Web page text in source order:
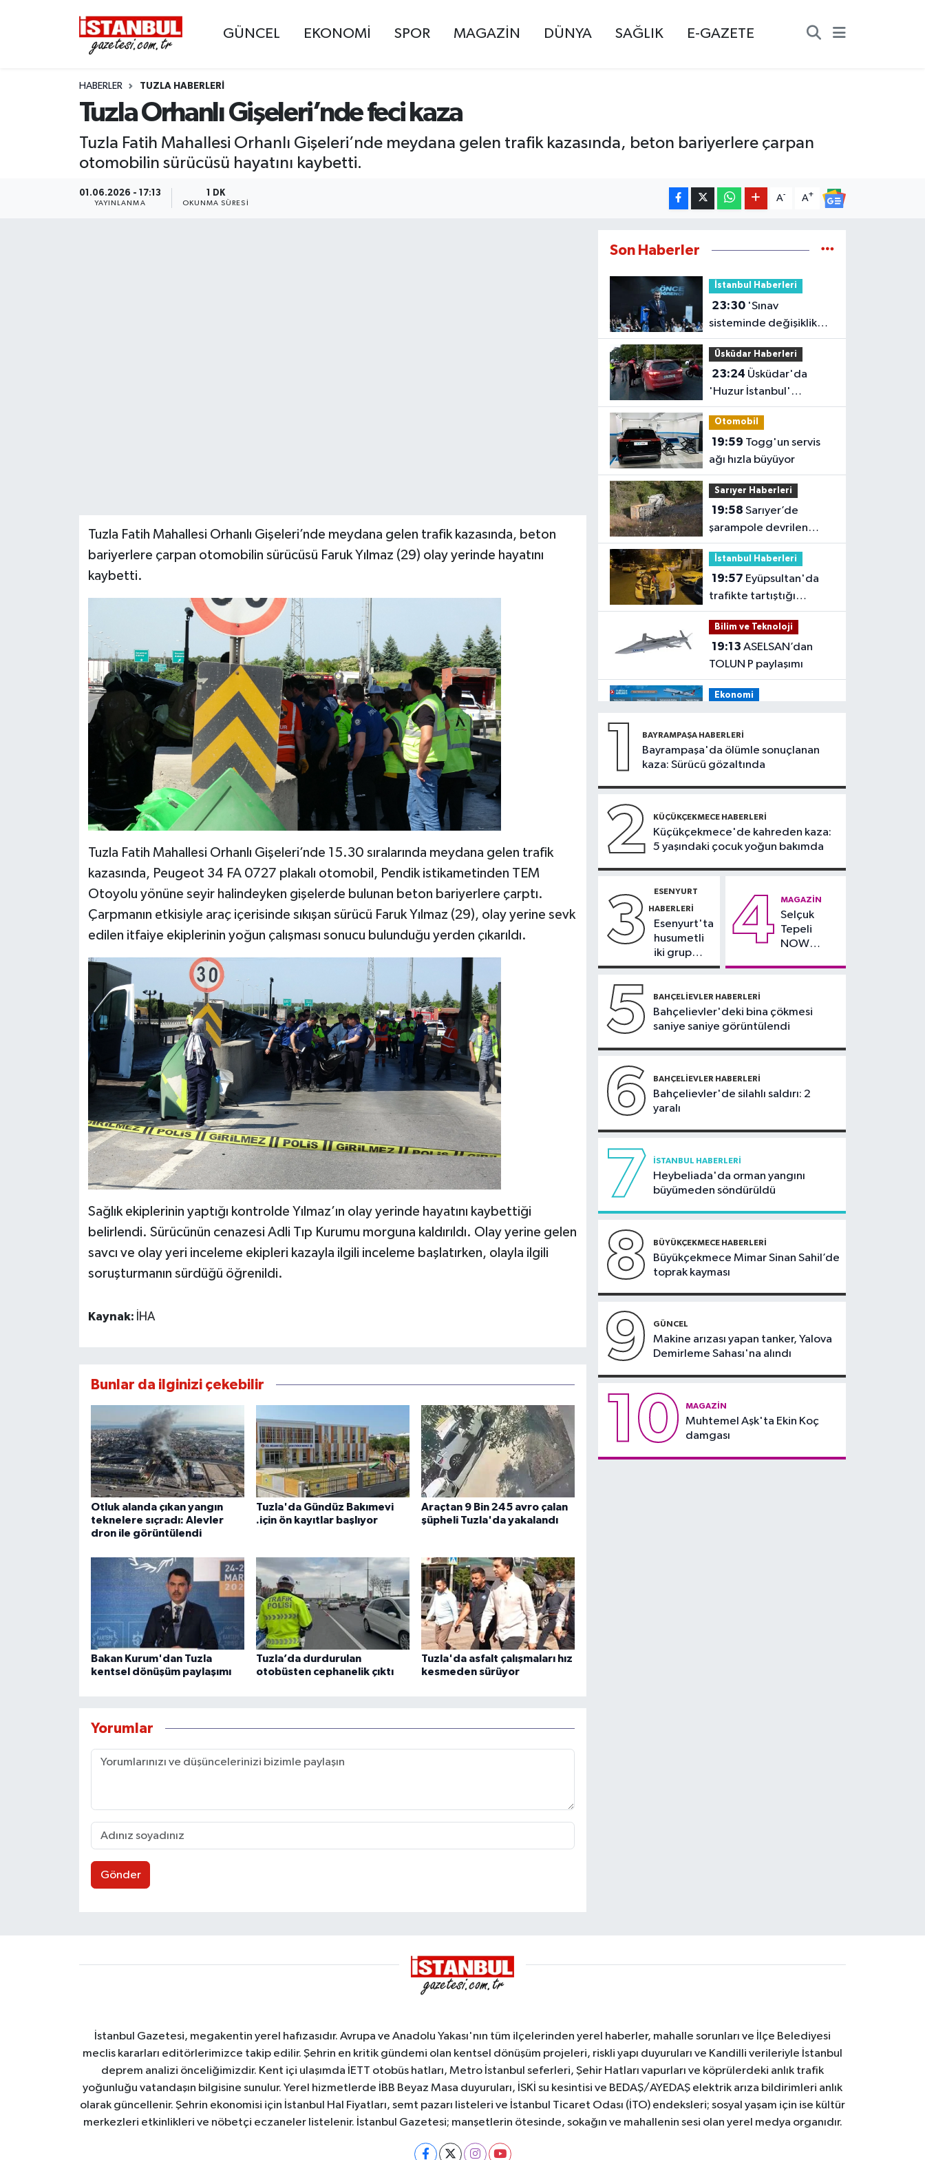
GÜNCEL EKONOMİ SPOR MAGAZİN DÜNYA SAĞLIK E-GAZETE
HABERLER TUZLA HABERLERI
Tuzla Orhanlı Gişeleri’nde feci kaza
Tuzla Fatih Mahallesi Orhanlı Gişeleri’nde meydana gelen trafik kazasında, beton bariyerlere çarpan
otomobilin sürücüsü hayatını kaybetti.
01.06.2026 - 17:13
YAYINLANMA
1 DK
OKUNMA SÜRESI
A- A+
Tuzla Fatih Mahallesi Orhanlı Gişeleri’nde meydana gelen trafik kazasında, beton
bariyerlere çarpan otomobilin sürücüsü Faruk Yılmaz (29) olay yerinde hayatını
kaybetti.
Tuzla Fatih Mahallesi Orhanlı Gişeleri’nde 15.30 sıralarında meydana gelen trafik
kazasında, Peugeot 34 FA 0727 plakalı otomobil, Pendik istikametinden TEM
Otoyolu yönüne seyir halindeyken gişelerde bulunan beton bariyerlere çarptı.
Çarpmanın etkisiyle araç içerisinde sıkışan sürücü Faruk Yılmaz (29), olay yerine sevk
edilen itfaiye ekiplerinin yoğun çalışması sonucu bulunduğu yerden çıkarıldı.
Sağlık ekiplerinin yaptığı kontrolde Yılmaz’ın olay yerinde hayatını kaybettiği
belirlendi. Sürücünün cenazesi Adli Tıp Kurumu morguna kaldırıldı. Olay yerine gelen
savcı ve olay yeri inceleme ekipleri kazayla ilgili inceleme başlatırken, olayla ilgili
soruşturmanın sürdüğü öğrenildi.
Kaynak: İHA
Bunlar da ilginizi çekebilir
Otluk alanda çıkan yangın
teknelere sıçradı: Alevler
dron ile görüntülendi
Tuzla'da Gündüz Bakımevi
.için ön kayıtlar başlıyor
Araçtan 9 Bin 245 avro çalan
şüpheli Tuzla'da yakalandı
Bakan Kurum'dan Tuzla
kentsel dönüşüm paylaşımı
Tuzla’da durdurulan
otobüsten cephanelik çıktı
Tuzla'da asfalt çalışmaları hız
kesmeden sürüyor
Yorumlar
Gönder
Son Haberler
İstanbul Haberleri
23:30'Sınav
sisteminde değişiklik
yok ama sorular
müfredata uygun hale
gelecek'
Üsküdar Haberleri
23:24
'Huzur İstanbul'
denetimi
Otomobil
19:59
ağı hızla büyüyor
Sarıyer Haberleri
19:58
şarampole devrilen
hafriyat kamyonunun
şoförü yaralandı
İstanbul Haberleri
19:57
trafikte tartıştığı
sürücünün önünü kesip
tehdit eden saldırgana
180 bin lira ceza
Bilim ve Teknoloji
19:13
TOLUN P paylaşımı
Ekonomi
ayında 9,5 milyon yolcu
taşıdı
Bilim ve Teknoloji
nesil uydulara taşınıyor
Otomobil
19:03Motosiklet
deneyimi denize
19:00'Çerçeve yasa'
teklifi komisyonda
1 BAYRAMPAŞA HABERLERI
Bayrampaşa'da ölümle sonuçlanan
kaza: Sürücü gözaltında
2 KÜÇÜKÇEKMECE HABERLERI
Küçükçekmece'de kahreden kaza:
5 yaşındaki çocuk yoğun bakımda
3 ESENYURT
HABERLERI
Esenyurt'ta
husumetli
iki grup
arasında
kavga
4 MAGAZIN
Selçuk
Tepeli
NOW
5 BAHÇELIEVLER HABERLERI
Bahçelievler'deki bina çökmesi
saniye saniye görüntülendi
6 BAHÇELIEVLER HABERLERI
Bahçelievler'de silahlı saldırı: 2
yaralı
7 İSTANBUL HABERLERI
Heybeliada'da orman yangını
büyümeden söndürüldü
8 BÜYÜKÇEKMECE HABERLERI
Büyükçekmece Mimar Sinan Sahil’de
toprak kayması
9 GÜNCEL
Makine arızası yapan tanker, Yalova
Demirleme Sahası'na alındı
10 MAGAZIN
Muhtemel Aşk'ta Ekin Koç
damgası
İstanbul Gazetesi, megakentin yerel hafızasıdır. Avrupa ve Anadolu Yakası'nın tüm ilçelerinden yerel haberler, mahalle sorunları ve İlçe Belediyesi
meclis kararları editörlerimizce takip edilir. Şehrin en kritik gündemi olan kentsel dönüşüm projeleri, riskli yapı duyuruları ve Kandilli verileriyle İstanbul
deprem analizi önceliğimizdir. Kent içi ulaşımda İETT otobüs hatları, Metro İstanbul seferleri, Şehir Hatları vapurları ve köprülerdeki anlık trafik
yoğunluğu vatandaşın bilgisine sunulur. Yerel hizmetlerde İBB Beyaz Masa duyuruları, İSKİ su kesintisi ve BEDAŞ/AYEDAŞ elektrik arıza bildirimleri anlık
olarak güncellenir. Şehrin ekonomisi için İstanbul Hal Fiyatları, semt pazarı listeleri ve İstanbul Ticaret Odası (İTO) endeksleri; sosyal yaşam için ise kültür
merkezleri etkinlikleri ve nöbetçi eczaneler listelenir. İstanbul Gazetesi; manşetlerin ötesinde, sokağın ve mahallenin sesi olan yerel medya organıdır.
EKONOMİ
İSTANBUL
Nöbetçi Eczaneler
Hava Durumu
Trafik Durumu
Süper Lig Puan Durumu ve Fikstür
Tüm Manşetler